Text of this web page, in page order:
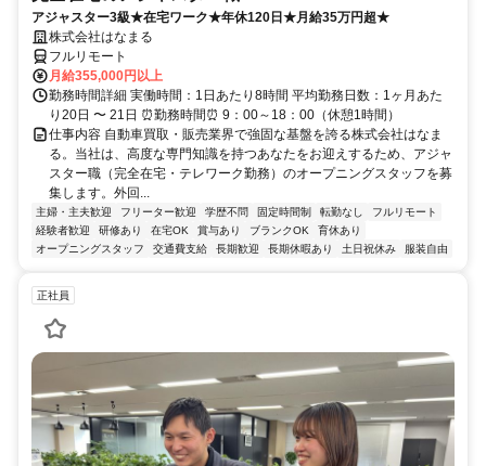
アジャスター3級★在宅ワーク★年休120日★月給35万円超★
株式会社はなまる
フルリモート
月給355,000円以上
勤務時間詳細 実働時間：1日あたり8時間 平均勤務日数：1ヶ月あた
り20日 〜 21日 ⏰勤務時間⏰ 9：00～18：00（休憩1時間）
仕事内容 自動車買取・販売業界で強固な基盤を誇る株式会社はなま
る。当社は、高度な専門知識を持つあなたをお迎えするため、アジャ
スター職（完全在宅・テレワーク勤務）のオープニングスタッフを募
集します。外回...
主婦・主夫歓迎 フリーター歓迎 学歴不問 固定時間制 転勤なし
フルリモート
経験者歓迎
研修あり 在宅OK 賞与あり ブランクOK
育休あり
オープニングスタッフ
交通費支給 長期歓迎 長期休暇あり 土日祝休み 服装自由
正社員